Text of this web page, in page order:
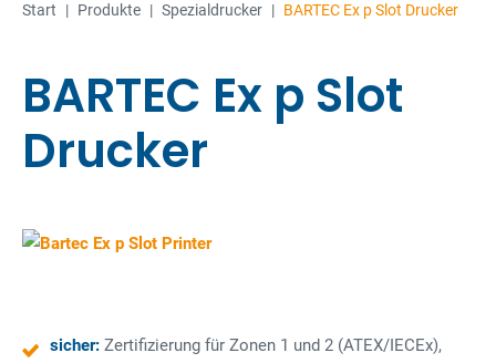
Start | Produkte | Spezial­drucker | BARTEC Ex p Slot Drucker
BARTEC Ex p Slot
Drucker
sicher: Zertifizierung für Zonen 1 und 2 (ATEX/IECEx),